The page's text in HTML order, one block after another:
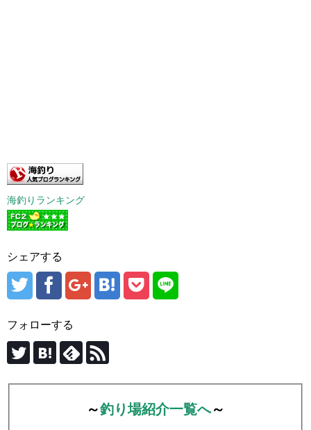
海釣りランキング
シェアする
フォローする
～釣り場紹介一覧へ～